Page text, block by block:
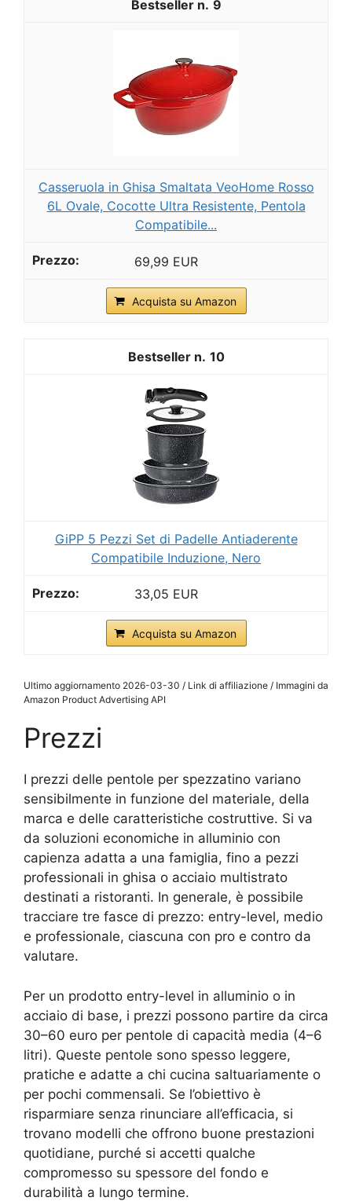
9
Casseruola in Ghisa Smaltata VeoHome Rosso
6L Ovale, Cocotte Ultra Resistente, Pentola
Compatibile...
69,99 EUR
Acquista su Amazon
10
GiPP 5 Pezzi Set di Padelle Antiaderente
Compatibile Induzione, Nero
33,05 EUR
Acquista su Amazon
Ultimo aggiornamento 2026-03-30 / Link di affiliazione / Immagini da
Amazon Product Advertising API
Prezzi
I prezzi delle pentole per spezzatino variano
sensibilmente in funzione del materiale, della
marca e delle caratteristiche costruttive. Si va
da soluzioni economiche in alluminio con
capienza adatta a una famiglia, fino a pezzi
professionali in ghisa o acciaio multistrato
destinati a ristoranti. In generale, è possibile
tracciare tre fasce di prezzo: entry-level, medio
e professionale, ciascuna con pro e contro da
valutare.
Per un prodotto entry-level in alluminio o in
acciaio di base, i prezzi possono partire da circa
30–60 euro per pentole di capacità media (4–6
litri). Queste pentole sono spesso leggere,
pratiche e adatte a chi cucina saltuariamente o
per pochi commensali. Se l’obiettivo è
risparmiare senza rinunciare all’efficacia, si
trovano modelli che offrono buone prestazioni
quotidiane, purché si accetti qualche
compromesso su spessore del fondo e
durabilità a lungo termine.